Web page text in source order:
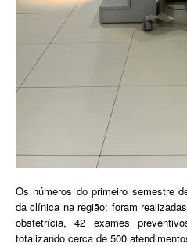
Os números do primeiro semestre
da clínica na região: foram
obstetrícia, 42 exames
totalizando cerca de 500